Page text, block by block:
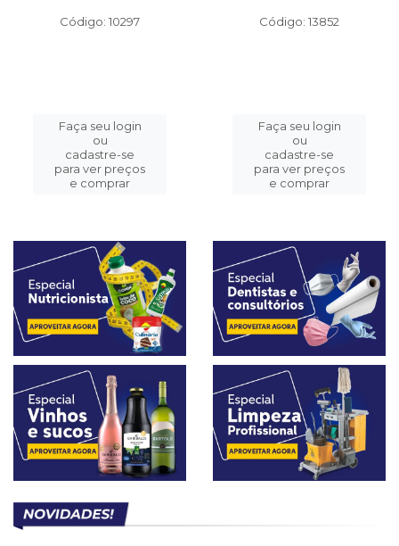
Código: 10297
Faça seu login
ou
cadastre-se
para ver preços
e comprar
Código: 13852
Faça seu login
ou
cadastre-se
para ver preços
e comprar